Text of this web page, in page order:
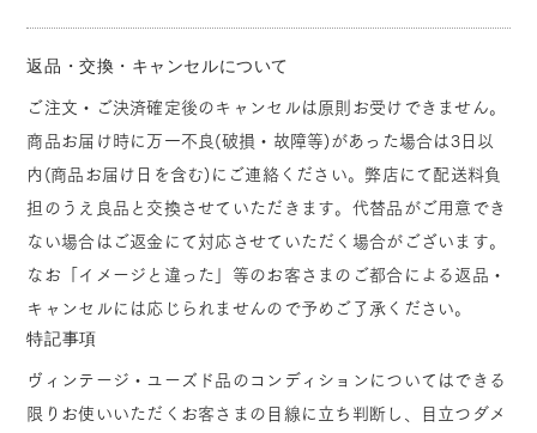
返品・交換・キャンセルについて
ご注文・ご決済確定後のキャンセルは原則お受けできません。
商品お届け時に万一不良(破損・故障等)があった場合は3日以
内(商品お届け日を含む)にご連絡ください。弊店にて配送料負
担のうえ良品と交換させていただきます。代替品がご用意でき
ない場合はご返金にて対応させていただく場合がございます。
なお「イメージと違った」等のお客さまのご都合による返品・
キャンセルには応じられませんので予めご了承ください。
特記事項
ヴィンテージ・ユーズド品のコンディションについてはできる
限りお使いいただくお客さまの目線に立ち判断し、目立つダメ